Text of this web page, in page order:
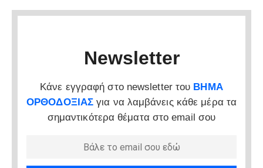
Newsletter
Κάνε εγγραφή στο newsletter του ΒΗΜΑ
ΟΡΘΟΔΟΞΙΑΣ για να λαμβάνεις κάθε μέρα τα
σημαντικότερα θέματα στο email σου